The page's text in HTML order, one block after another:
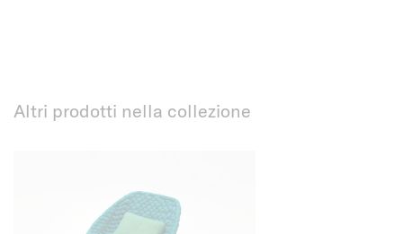
Altri prodotti nella collezione